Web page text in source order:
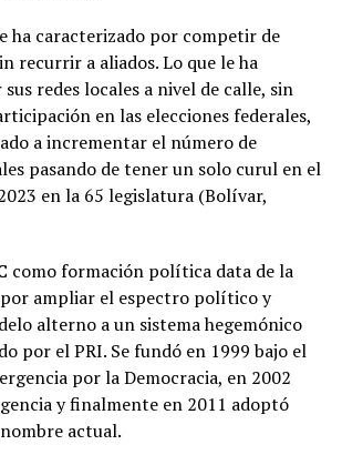
ha caracterizado por competir de
recurrir a aliados. Lo que le ha
redes locales a nivel de calle, sin
en las elecciones federales,
a incrementar el número de
pasando de tener un solo curul en el
en la 65 legislatura (Bolívar,
como formación política data de la
ampliar el espectro político y
alterno a un sistema hegemónico
por el PRI. Se fundó en 1999 bajo el
por la Democracia, en 2002
y finalmente en 2011 adoptó
actual.